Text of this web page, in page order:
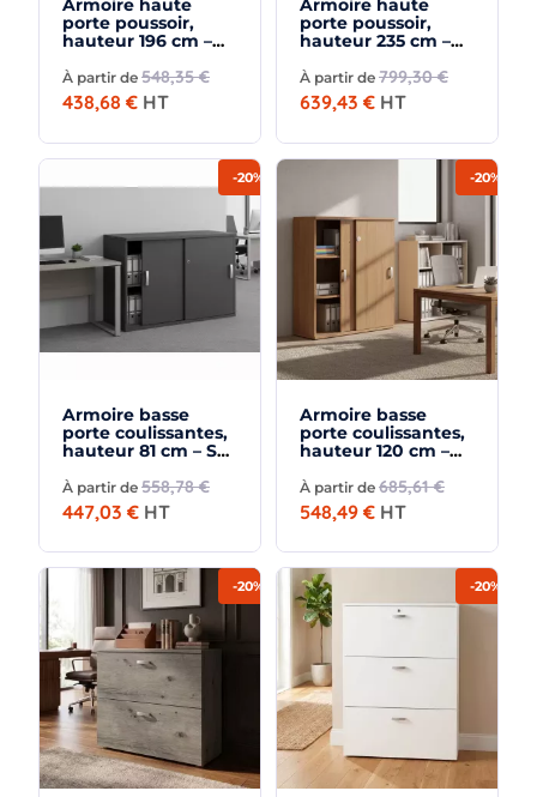
Armoire haute
porte poussoir,
hauteur 196 cm –
À partir de 548,35 €
438,68 € HT
Armoire haute
porte poussoir,
hauteur 235 cm –
À partir de 799,30 €
639,43 € HT
Armoire basse
porte coulissantes,
hauteur 81 cm – So
À partir de 558,78 €
447,03 € HT
-20%
Armoire basse
porte coulissantes,
hauteur 120 cm –
À partir de 685,61 €
548,49 € HT
-20%
-20% -20%